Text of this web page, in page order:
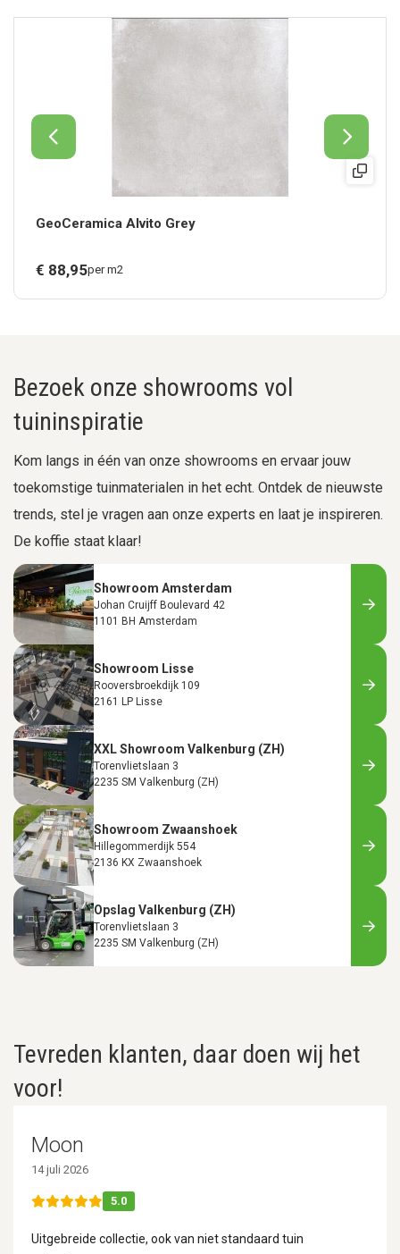
GeoCeramica Alvito Grey
€ 88,95per m2
Bezoek onze showrooms vol
tuininspiratie
Kom langs in één van onze showrooms en ervaar jouw
toekomstige tuinmaterialen in het echt. Ontdek de nieuwste
trends, stel je vragen aan onze experts en laat je inspireren.
De koffie staat klaar!
Showroom Amsterdam
Johan Cruijff Boulevard 42
1101 BH Amsterdam
Showroom Lisse
Rooversbroekdijk 109
2161 LP Lisse
XXL Showroom Valkenburg (ZH)
Torenvlietslaan 3
2235 SM Valkenburg (ZH)
Showroom Zwaanshoek
Hillegommerdijk 554
2136 KX Zwaanshoek
Opslag Valkenburg (ZH)
Torenvlietslaan 3
2235 SM Valkenburg (ZH)
Tevreden klanten, daar doen wij het
voor!
Moon
14 juli 2026
5.0
Uitgebreide collectie, ook van niet standaard tuin